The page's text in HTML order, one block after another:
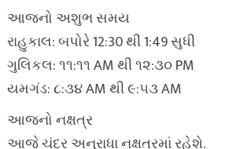
આજનો અશુભ સમય
રાહુકાલ: બપોરે 12:30 થી 1:49 સુધી
ગુલિકલ: ૧૧:૧૧ AM થી ૧૨:૩૦ PM
યમગંડ: ૮:૩૪ AM થી ૯:૫૩ AM
આજનો નક્ષત્ર
આજે ચંદ્ર અનુરાધા નક્ષત્રમાં રહેશે.